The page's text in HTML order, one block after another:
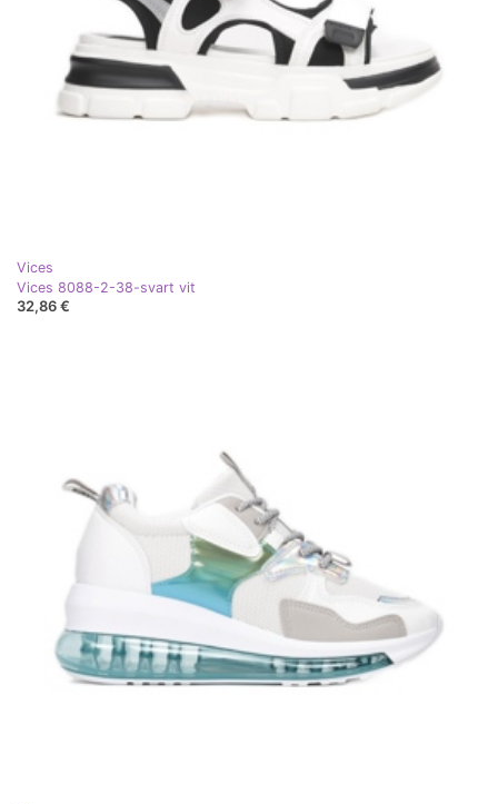
Vices
Vices 8088-2-38-svart vit
32,86 €